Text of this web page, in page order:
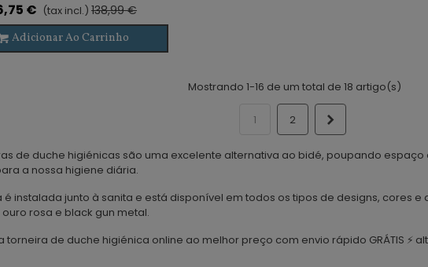
€ (tax incl.) 138,99 €
Adicionar Ao Carrinho
Mostrando 1-16 de um total de 18 artigo(s)
1 2
de duche higiénicas são uma excelente alternativa ao bidé, poupando
a nossa higiene diária.
é instalada junto à sanita e está disponível em todos os tipos de designs, cores
rosa e black gun metal.
torneira de duche higiénica online ao melhor preço com envio rápido GRÁTIS ⚡